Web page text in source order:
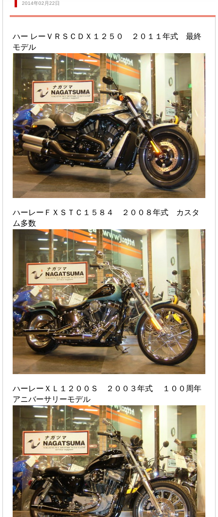
2014年02月22日
ハー レーＶＲＳＣＤＸ１２５０ ２０１１年式 最終
モデル
ハーレーＦＸＳＴＣ１５８４ ２００８年式 カスタ
ム多数
ハーレーＸＬ１２００Ｓ ２００３年式 １００周年
アニバーサリーモデル